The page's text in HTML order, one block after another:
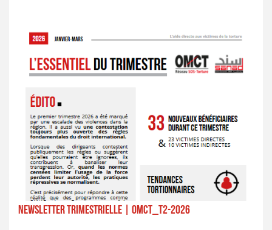
NEWSLETTER TRIMESTRIELLE | OMCT_T2-2026